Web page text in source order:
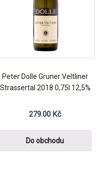
Peter Dolle Gruner Veltliner
Strassertal 2018 0,75l 12,5%
279.00 Kč
Do obchodu